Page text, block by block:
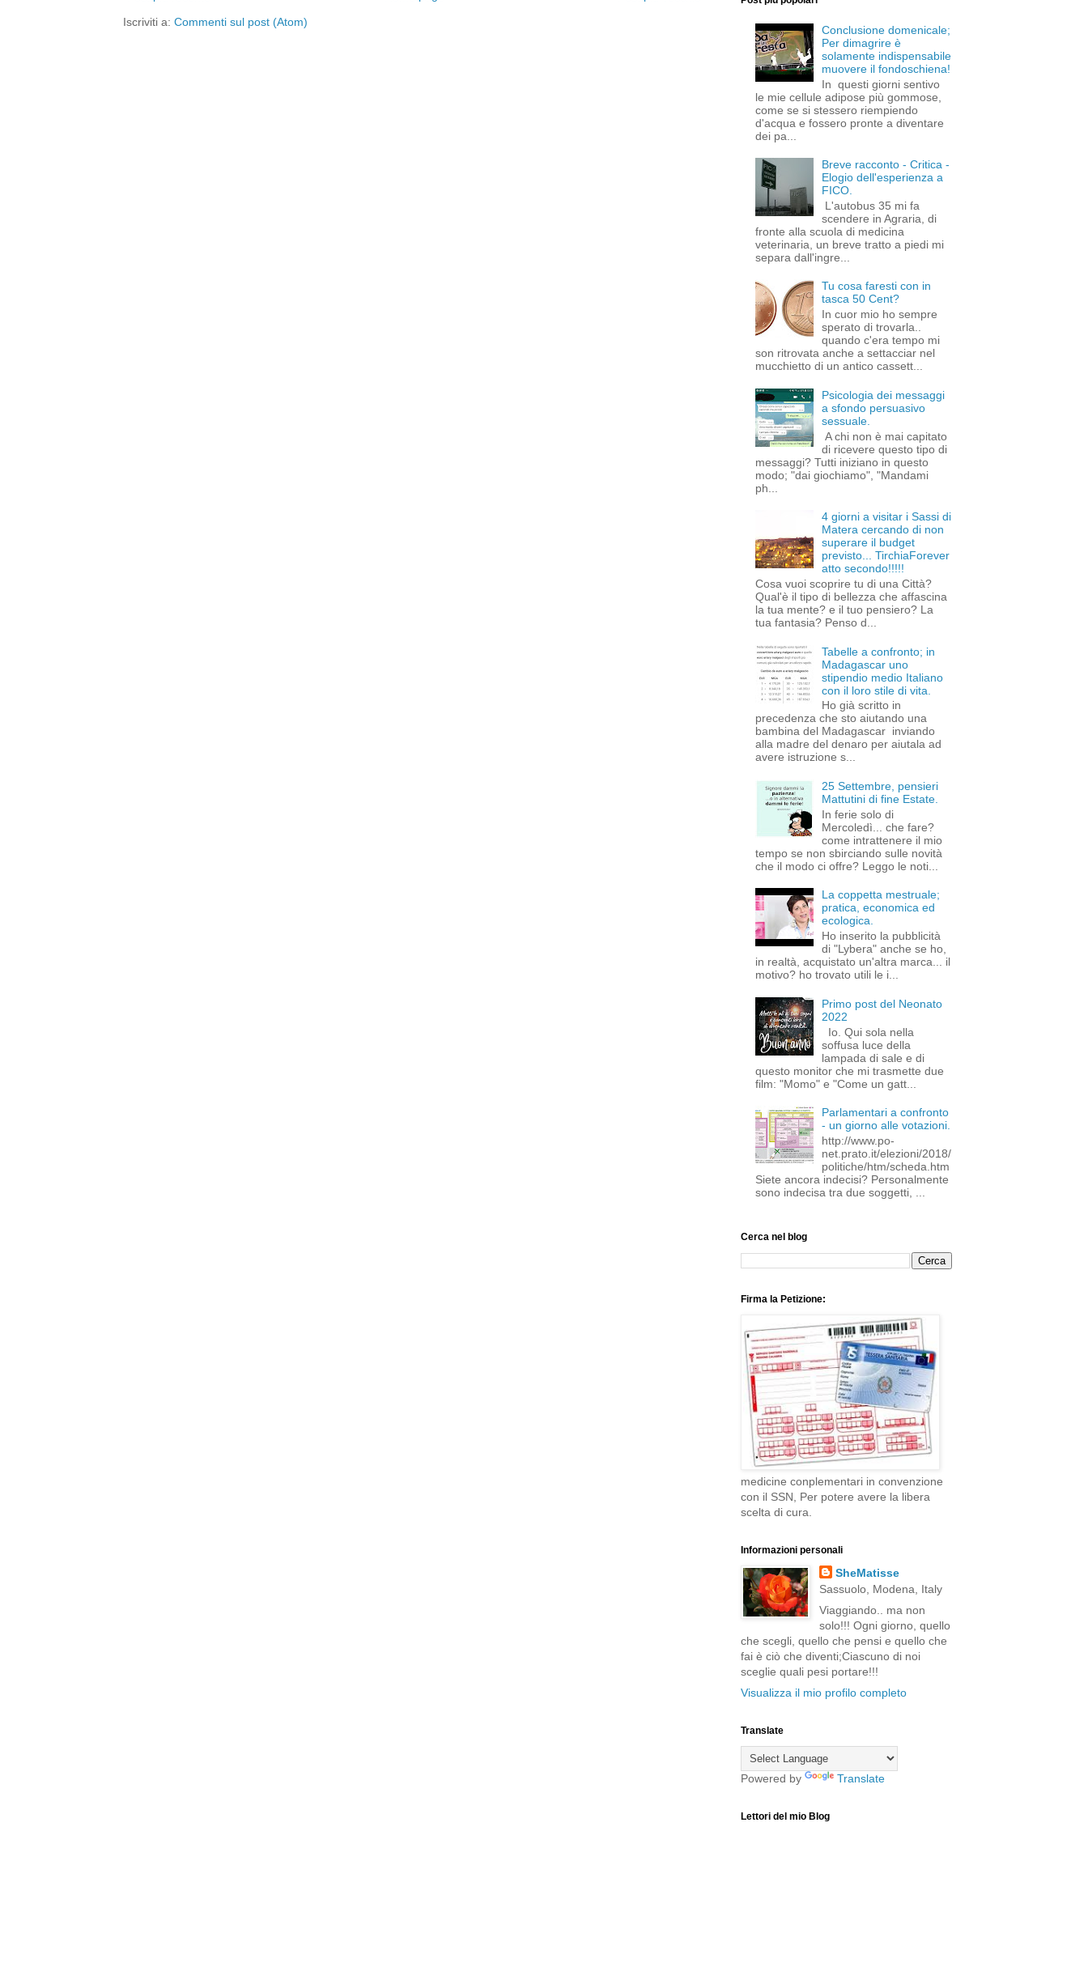
Iscriviti a: Commenti sul post (Atom)
Conclusione domenicale;
Per dimagrire è
solamente indispensabile
muovere il fondoschiena!
In questi giorni sentivo
le mie cellule adipose più gommose,
come se si stessero riempiendo
d'acqua e fossero pronte a diventare
dei pa...
Breve racconto - Critica -
Elogio dell'esperienza a
FICO.
L'autobus 35 mi fa
scendere in Agraria, di
fronte alla scuola di medicina
veterinaria, un breve tratto a piedi mi
separa dall'ingre...
Tu cosa faresti con in
tasca 50 Cent?
In cuor mio ho sempre
sperato di trovarla..
quando c'era tempo mi
son ritrovata anche a settacciar nel
mucchietto di un antico cassett...
Psicologia dei messaggi
a sfondo persuasivo
sessuale.
A chi non è mai capitato
di ricevere questo tipo di
messaggi? Tutti iniziano in questo
modo; "dai giochiamo", "Mandami
ph...
4 giorni a visitar i Sassi di
Matera cercando di non
superare il budget
previsto... TirchiaForever
atto secondo!!!!!
Cosa vuoi scoprire tu di una Città?
Qual'è il tipo di bellezza che affascina
la tua mente? e il tuo pensiero? La
tua fantasia? Penso d...
Tabelle a confronto; in
Madagascar uno
stipendio medio Italiano
con il loro stile di vita.
Ho già scritto in
precedenza che sto aiutando una
bambina del Madagascar inviando
alla madre del denaro per aiutala ad
avere istruzione s...
25 Settembre, pensieri
Mattutini di fine Estate.
In ferie solo di
Mercoledì... che fare?
come intrattenere il mio
tempo se non sbirciando sulle novità
che il modo ci offre? Leggo le noti...
La coppetta mestruale;
pratica, economica ed
ecologica.
Ho inserito la pubblicità
di "Lybera" anche se ho,
in realtà, acquistato un'altra marca... il
motivo? ho trovato utili le i...
Primo post del Neonato
2022
Io. Qui sola nella
soffusa luce della
lampada di sale e di
questo monitor che mi trasmette due
film: "Momo" e "Come un gatt...
Parlamentari a confronto
- un giorno alle votazioni.
http://www.po-
net.prato.it/elezioni/2018/
politiche/htm/scheda.htm
Siete ancora indecisi? Personalmente
sono indecisa tra due soggetti, ...
Cerca nel blog
Firma la Petizione:
medicine conplementari in convenzione
con il SSN, Per potere avere la libera
scelta di cura.
Informazioni personali
SheMatisse
Sassuolo, Modena, Italy
Viaggiando.. ma non
solo!!! Ogni giorno, quello
che scegli, quello che pensi e quello che
fai è ciò che diventi;Ciascuno di noi
sceglie quali pesi portare!!!
Visualizza il mio profilo completo
Translate
Powered by Translate
Lettori del mio Blog